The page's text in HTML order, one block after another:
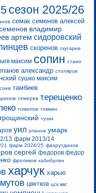
сезон 2025/26
семак семенов алексей
владимир
артем сидоровский
скоренов скугарев
максим сопин стаин
александр столяров
сушко максим
тамбиев
темерев терещенко
томилов томкин
тузик
уил уланов умарк
13 фарм 2013/14
фарм 2024/25 фахрутдинов
сергей федоров федор
фроликов хабибулин
харчук харью
цветков цск ввс